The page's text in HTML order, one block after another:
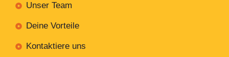
Unser Team
Deine Vorteile
Kontaktiere uns